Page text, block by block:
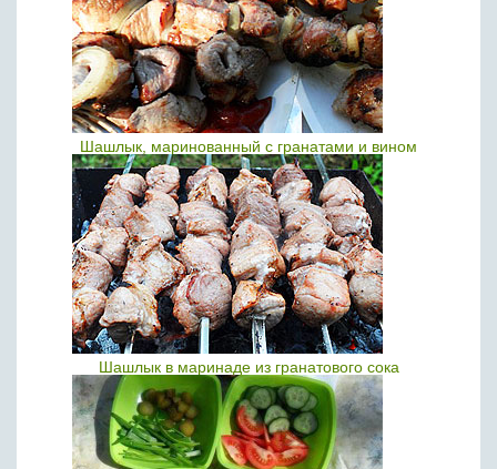
Шашлык, маринованный с гранатами и вином
Шашлык в маринаде из гранатового сока